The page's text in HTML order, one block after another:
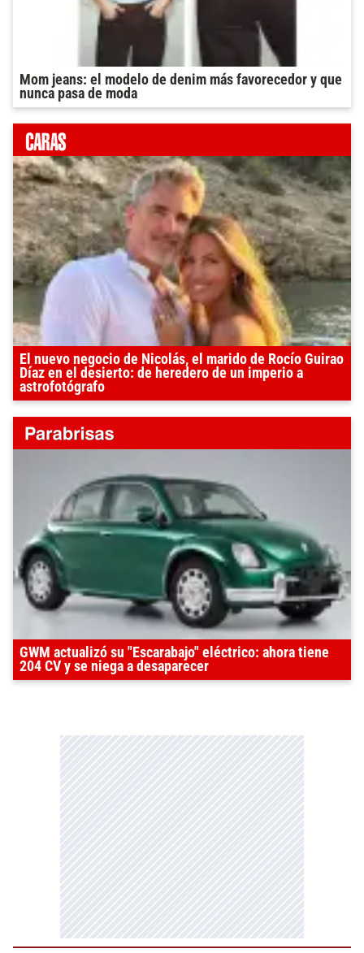
Mom jeans: el modelo de denim más favorecedor y que
nunca pasa de moda
El nuevo negocio de Nicolás, el marido de Rocío Guirao
Díaz en el desierto: de heredero de un imperio a
astrofotógrafo
GWM actualizó su "Escarabajo" eléctrico: ahora tiene
204 CV y se niega a desaparecer